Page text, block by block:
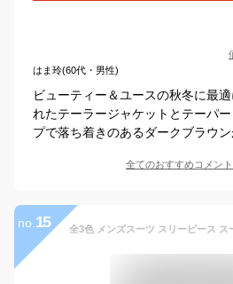
はま玲(60代・男性)
ビューティー＆ユースの秋冬に最
れたテーラージャケットとテーパ
プで落ち着きのあるダークブラウン
全てのおすすめコメント
no. 15